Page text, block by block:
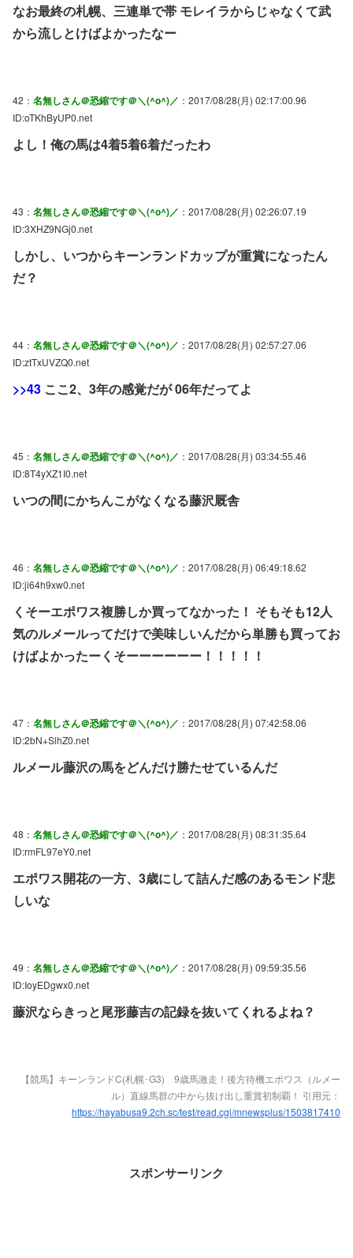
なお最終の札幌、三連単で帯 モレイラからじゃなくて武
から流しとけばよかったなー
42： 名無しさん＠恐縮です＠＼(^o^)／ ：2017/08/28(月) 02:17:00.96
ID:oTKhByUP0.net
よし！俺の馬は4着5着6着だったわ
43： 名無しさん＠恐縮です＠＼(^o^)／ ：2017/08/28(月) 02:26:07.19
ID:3XHZ9NGj0.net
しかし、いつからキーンランドカップが重賞になったん
だ？
44： 名無しさん＠恐縮です＠＼(^o^)／ ：2017/08/28(月) 02:57:27.06
ID:ztTxUVZQ0.net
>>43 ここ2、3年の感覚だが 06年だってよ
45： 名無しさん＠恐縮です＠＼(^o^)／ ：2017/08/28(月) 03:34:55.46
ID:8T4yXZ1I0.net
いつの間にかちんこがなくなる藤沢厩舎
46： 名無しさん＠恐縮です＠＼(^o^)／ ：2017/08/28(月) 06:49:18.62
ID:ji64h9xw0.net
くそーエポワス複勝しか買ってなかった！ そもそも12人
気のルメールってだけで美味しいんだから単勝も買ってお
けばよかったーくそーーーーーー！！！！！
47： 名無しさん＠恐縮です＠＼(^o^)／ ：2017/08/28(月) 07:42:58.06
ID:2bN+SlhZ0.net
ルメール藤沢の馬をどんだけ勝たせているんだ
48： 名無しさん＠恐縮です＠＼(^o^)／ ：2017/08/28(月) 08:31:35.64
ID:rmFL97eY0.net
エポワス開花の一方、3歳にして詰んだ感のあるモンド悲
しいな
49： 名無しさん＠恐縮です＠＼(^o^)／ ：2017/08/28(月) 09:59:35.56
ID:IoyEDgwx0.net
藤沢ならきっと尾形藤吉の記録を抜いてくれるよね？
【競馬】キーンランドC(札幌･G3) 9歳馬激走！後方待機エポワス（ルメー
ル）直線馬群の中から抜け出し重賞初制覇！ 引用元：
https://hayabusa9.2ch.sc/test/read.cgi/mnewsplus/1503817410
スポンサーリンク